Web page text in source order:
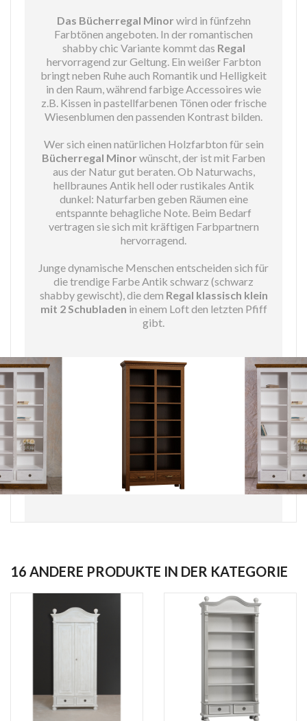
Das Bücherregal Minor wird in fünfzehn
Farbtönen angeboten. In der romantischen
shabby chic Variante kommt das Regal
hervorragend zur Geltung. Ein weißer Farbton
bringt neben Ruhe auch Romantik und Helligkeit
in den Raum, während farbige Accessoires wie
z.B. Kissen in pastellfarbenen Tönen oder frische
Wiesenblumen den passenden Kontrast bilden.
Wer sich einen natürlichen Holzfarbton für sein
Bücherregal Minor wünscht, der ist mit Farben
aus der Natur gut beraten. Ob Naturwachs,
hellbraunes Antik hell oder rustikales Antik
dunkel: Naturfarben geben Räumen eine
entspannte behagliche Note. Beim Bedarf
vertragen sie sich mit kräftigen Farbpartnern
hervorragend.
Junge dynamische Menschen entscheiden sich für
die trendige Farbe Antik schwarz (schwarz
shabby gewischt), die dem Regal klassisch klein
mit 2 Schubladen in einem Loft den letzten Pfiff
gibt.
16 ANDERE PRODUKTE IN DER KATEGORIE